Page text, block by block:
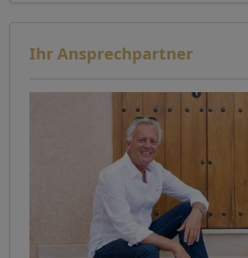
Ihr Ansprechpartner